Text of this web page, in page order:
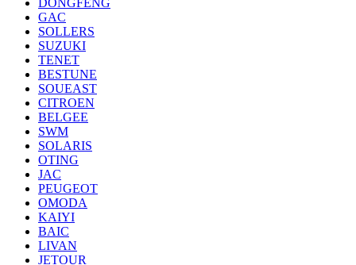
GAC
SOLLERS
SUZUKI
TENET
BESTUNE
SOUEAST
CITROEN
BELGEE
SWM
SOLARIS
OTING
JAC
PEUGEOT
OMODA
KAIYI
BAIC
LIVAN
JETOUR